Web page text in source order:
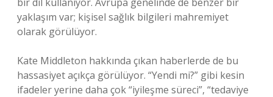
yaklaşım var; kişisel sağlık bilgileri mahremiyet
olarak görülüyor.
Kate Middleton hakkında çıkan haberlerde de bu
hassasiyet açıkça görülüyor. “Yendi mi?” gibi kesin
ifadeler yerine daha çok “iyileşme süreci”, “tedaviye